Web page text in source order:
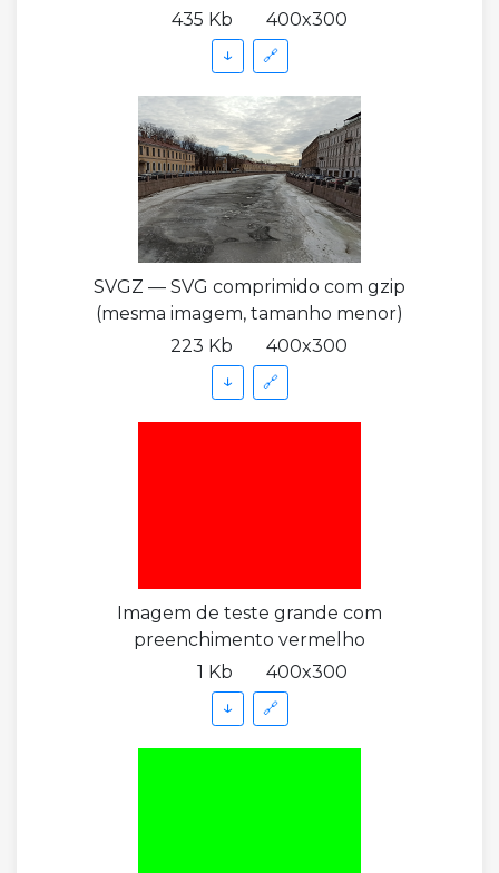
435 Kb
400x300
↓ 🔗
SVGZ — SVG comprimido com gzip
(mesma imagem, tamanho menor)
223 Kb
400x300
↓ 🔗
Imagem de teste grande com
preenchimento vermelho
1 Kb
400x300
↓ 🔗